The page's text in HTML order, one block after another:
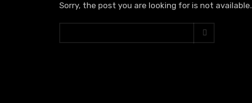
Sorry, the post you are looking for is not available.